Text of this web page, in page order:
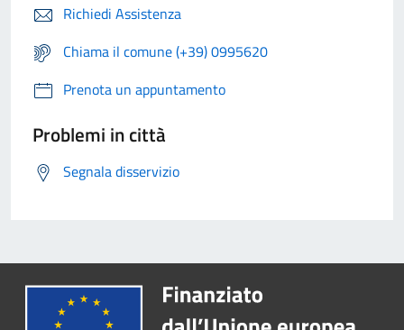
Richiedi Assistenza
Chiama il comune (+39) 0995620
Prenota un appuntamento
Problemi in città
Segnala disservizio